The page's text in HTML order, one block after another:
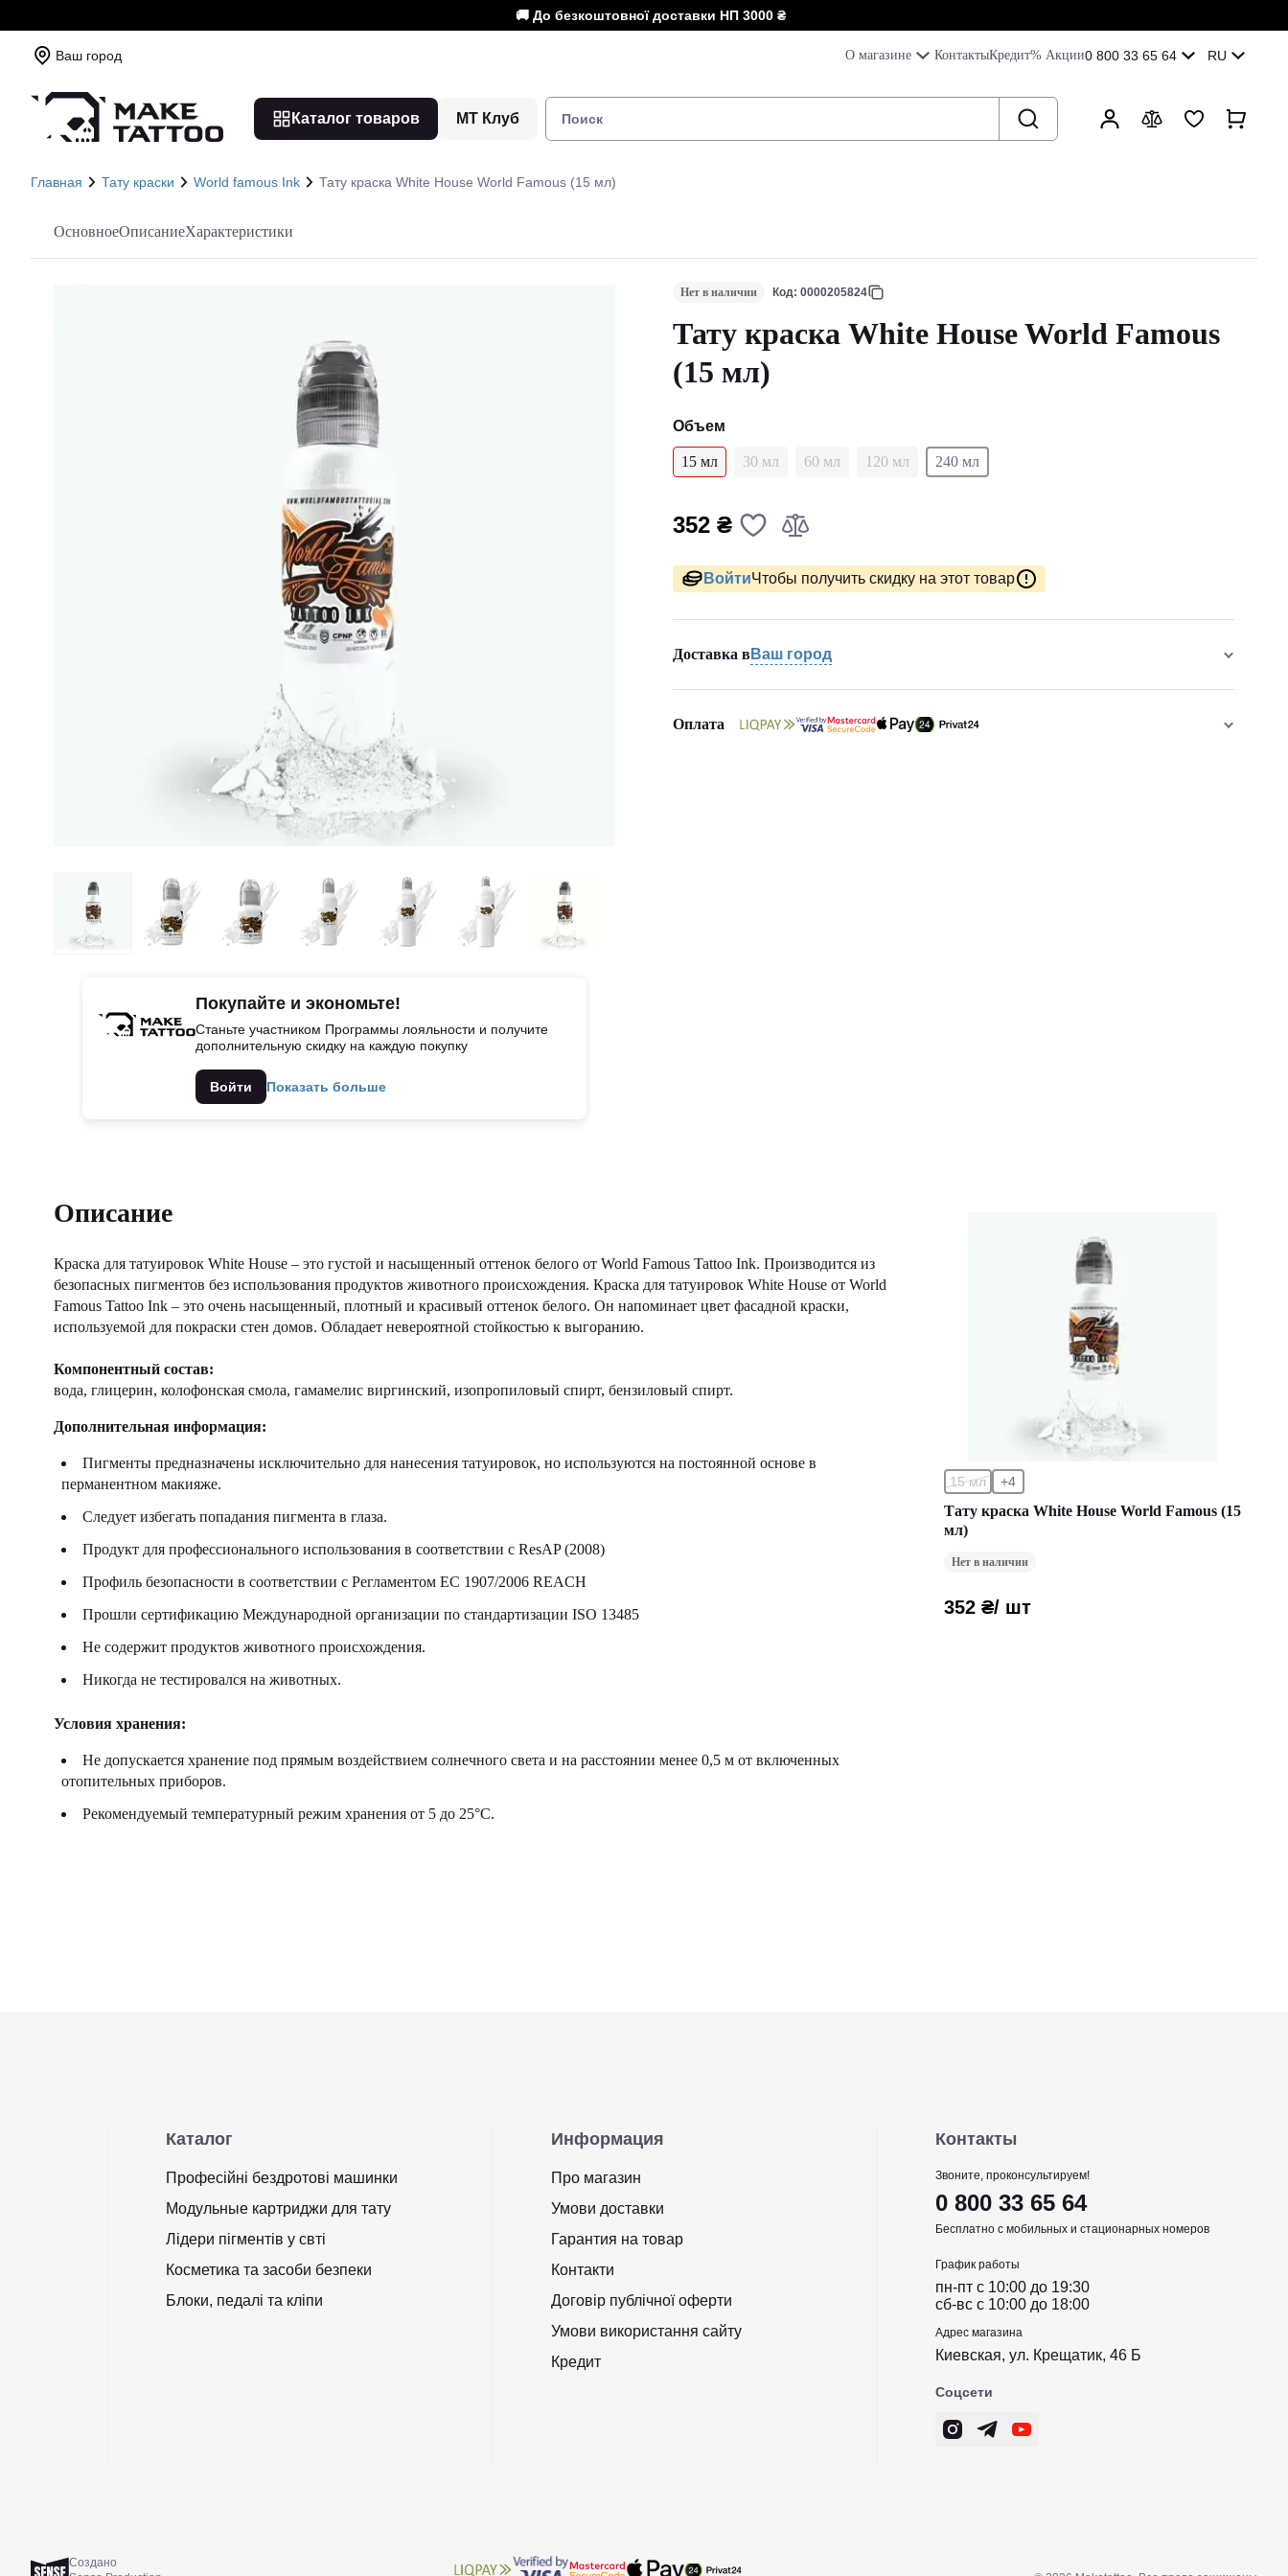
🚚 До безкоштовної доставки НП 3000 ₴
Ваш город О магазине КонтактыКредит% Акции0 800 33 65 64 RU
Каталог товаров МТ Клуб
Главная Тату краски World famous Ink Тату краска White House World Famous (15 мл)
ОсновноеОписаниеХарактеристики
Покупайте и экономьте!
Станьте участником Программы лояльности и получите
дополнительную скидку на каждую покупку
Войти Показать больше
Нет в наличии Код: 0000205824
Тату краска White House World Famous
(15 мл)
Объем
15 мл 30 мл 60 мл 120 мл 240 мл
352 ₴
ВойтиЧтобы получить скидку на этот товар
Доставка в Ваш город
Оплата
Описание
Краска для татуировок White House – это густой и насыщенный оттенок белого от World Famous Tattoo Ink. Производится из
безопасных пигментов без использования продуктов животного происхождения. Краска для татуировок White House от World
Famous Tattoo Ink – это очень насыщенный, плотный и красивый оттенок белого. Он напоминает цвет фасадной краски,
используемой для покраски стен домов. Обладает невероятной стойкостью к выгоранию.
Компонентный состав:
вода, глицерин, колофонская смола, гамамелис виргинский, изопропиловый спирт, бензиловый спирт.
Дополнительная информация:
Пигменты предназначены исключительно для нанесения татуировок, но используются на постоянной основе в
перманентном макияже.
Следует избегать попадания пигмента в глаза.
Продукт для профессионального использования в соответствии с ResAP (2008)
Профиль безопасности в соответствии с Регламентом ЕС 1907/2006 REACH
Прошли сертификацию Международной организации по стандартизации ISO 13485
Не содержит продуктов животного происхождения.
Никогда не тестировался на животных.
Условия хранения:
Не допускается хранение под прямым воздействием солнечного света и на расстоянии менее 0,5 м от включенных
отопительных приборов.
Рекомендуемый температурный режим хранения от 5 до 25°С.
15 мл +4
Тату краска White House World Famous (15
мл)
Нет в наличии
352 ₴/ шт
Каталог
Професійні бездротові машинки
Модульные картриджи для тату
Лідери пігментів у свті
Косметика та засоби безпеки
Блоки, педалі та кліпи
Информация
Про магазин
Умови доставки
Гарантия на товар
Контакти
Договір публічної оферти
Умови використання сайту
Кредит
Контакты
Звоните, проконсультируем!
0 800 33 65 64
Бесплатно с мобильных и стационарных номеров
График работы
пн-пт c 10:00 до 19:30
сб-вс c 10:00 до 18:00
Адрес магазина
Киевская, ул. Крещатик, 46 Б
Соцсети
Создано